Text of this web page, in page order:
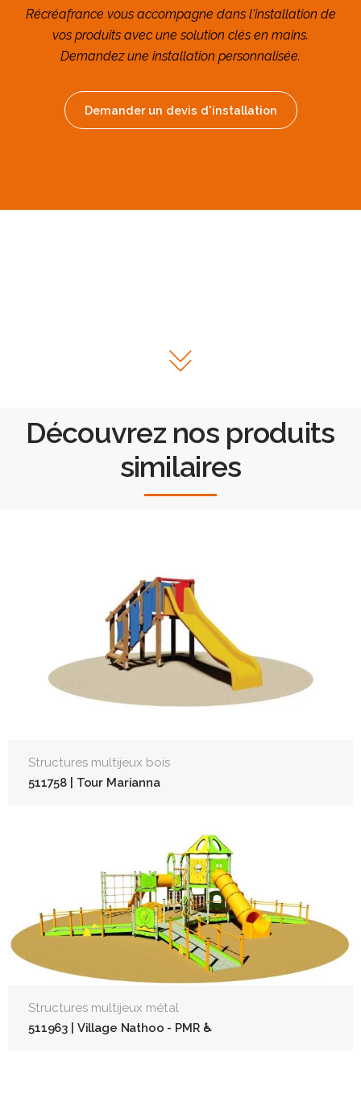
Récréafrance vous accompagne dans l'installation de
vos produits avec une solution clés en mains.
Demandez une installation personnalisée.
Demander un devis d'installation
Découvrez nos produits
similaires
Structures multijeux bois
511758 | Tour Marianna
Structures multijeux métal
511963 | Village Nathoo - PMR ♿